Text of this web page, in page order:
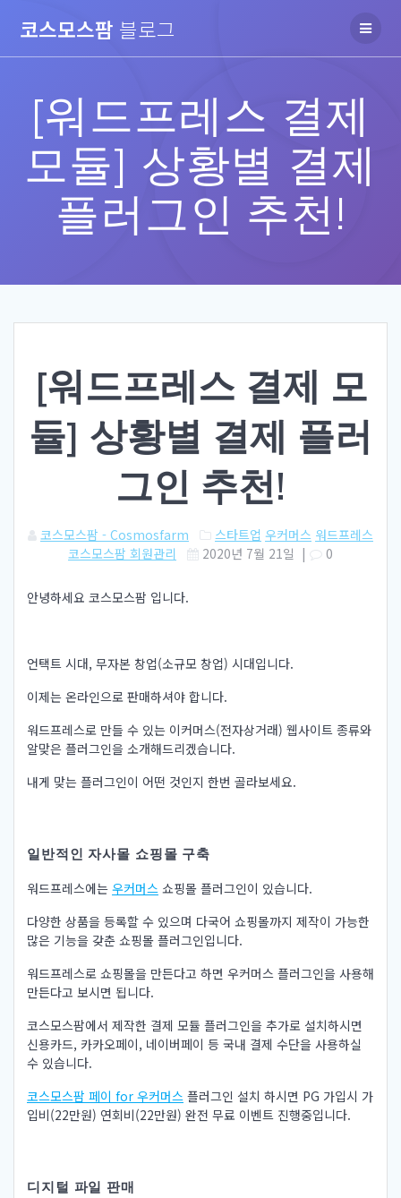
코스모스팜 블로그
[워드프레스 결제
모듈] 상황별 결제
플러그인 추천!
[워드프레스 결제 모
듈] 상황별 결제 플러
그인 추천!
코스모스팜 - Cosmosfarm 스타트업 우커머스 워드프레스
코스모스팜 회원관리
2020년 7월 21일 | 0
안녕하세요 코스모스팜 입니다.
언택트 시대, 무자본 창업(소규모 창업) 시대입니다.
이제는 온라인으로 판매하셔야 합니다.
워드프레스로 만들 수 있는 이커머스(전자상거래) 웹사이트 종류와
알맞은 플러그인을 소개해드리겠습니다.
내게 맞는 플러그인이 어떤 것인지 한번 골라보세요.
일반적인 자사몰 쇼핑몰 구축
워드프레스에는 우커머스 쇼핑몰 플러그인이 있습니다.
다양한 상품을 등록할 수 있으며 다국어 쇼핑몰까지 제작이 가능한
많은 기능을 갖춘 쇼핑몰 플러그인입니다.
워드프레스로 쇼핑몰을 만든다고 하면 우커머스 플러그인을 사용해
만든다고 보시면 됩니다.
코스모스팜에서 제작한 결제 모듈 플러그인을 추가로 설치하시면
신용카드, 카카오페이, 네이버페이 등 국내 결제 수단을 사용하실
수 있습니다.
코스모스팜 페이 for 우커머스 플러그인 설치 하시면 PG 가입시 가
입비(22만원) 연회비(22만원) 완전 무료 이벤트 진행중입니다.
디지털 파일 판매